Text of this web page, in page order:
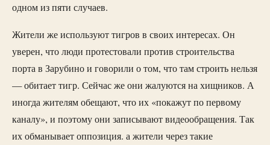
одном из пяти случаев.
Жители же используют тигров в своих интересах. Он
уверен, что люди протестовали против строительства
порта в Зарубино и говорили о том, что там строить нельзя
— обитает тигр. Сейчас же они жалуются на хищников. А
иногда жителям обещают, что их «покажут по первому
каналу», и поэтому они записывают видеообращения. Так
их обманывает оппозиция. а жители через такие